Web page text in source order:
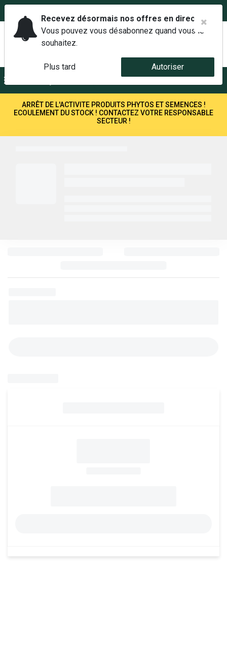
ARRÊT DE L'ACTIVITE PRODUITS PHYTOS ET SEMENCES !
ECOULEMENT DU STOCK ! CONTACTEZ VOTRE RESPONSABLE
SECTEUR !
Recevez désormais nos offres en direct.
Vous pouvez vous désabonnez quand vous le
souhaitez.
Plus tard Autoriser